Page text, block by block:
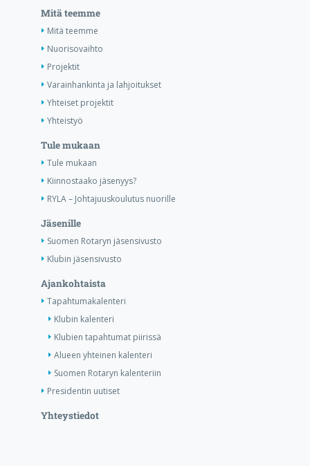
Mitä teemme
Mitä teemme
Nuorisovaihto
Projektit
Varainhankinta ja lahjoitukset
Yhteiset projektit
Yhteistyö
Tule mukaan
Tule mukaan
Kiinnostaako jäsenyys?
RYLA – Johtajuuskoulutus nuorille
Jäsenille
Suomen Rotaryn jäsensivusto
Klubin jäsensivusto
Ajankohtaista
Tapahtumakalenteri
Klubin kalenteri
Klubien tapahtumat piirissä
Alueen yhteinen kalenteri
Suomen Rotaryn kalenteriin
Presidentin uutiset
Yhteystiedot